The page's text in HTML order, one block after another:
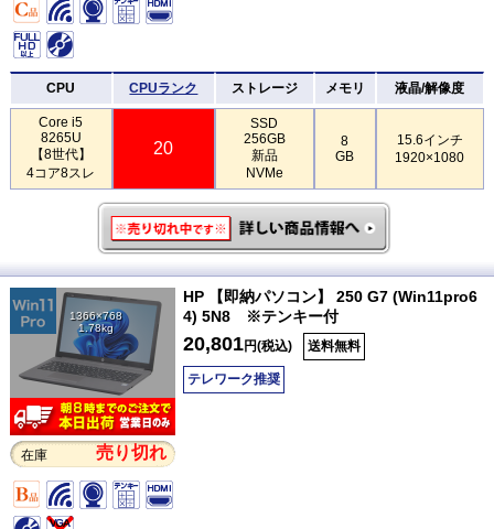
CPU CPUランク ストレージ メモリ 液晶/解像度
Core i5
8265U
【8世代】
4コア8スレ
20
SSD
256GB
新品
NVMe
8
GB
15.6インチ
1920×1080
1366×768
1.78kg
在庫 売り切れ
HP 【即納パソコン】 250 G7 (Win11pro6
4) 5N8 ※テンキー付
20,801円(税込) 送料無料
テレワーク推奨